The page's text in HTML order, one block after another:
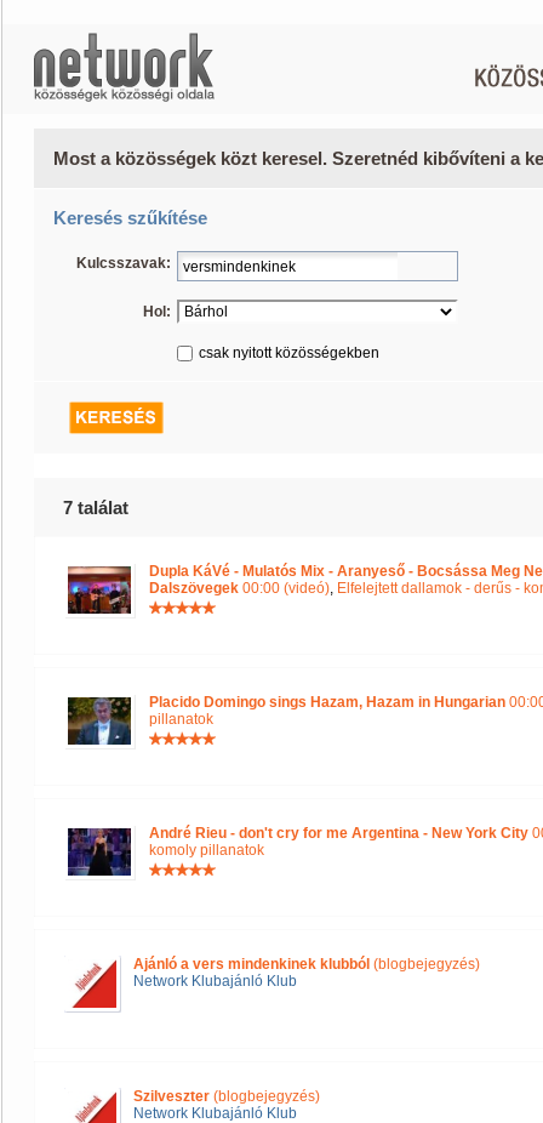
Most a közösségek közt keresel. Szeretnéd kibővíteni a
Keresés szűkítése
Kulcsszavak:
Hol:
csak nyitott közösségekben
7 találat
Dupla KáVé - Mulatós Mix - Aranyeső - Bocsássa Meg
Dalszövegek 00:00 (videó), Elfelejtett dallamok - derűs -
Placido Domingo sings Hazam, Hazam in Hungarian
pillanatok
André Rieu - don't cry for me Argentina - New York City
komoly pillanatok
Ajánló a vers mindenkinek klubból (blogbejegyzés)
Network Klubajánló Klub
Szilveszter (blogbejegyzés)
Network Klubajánló Klub